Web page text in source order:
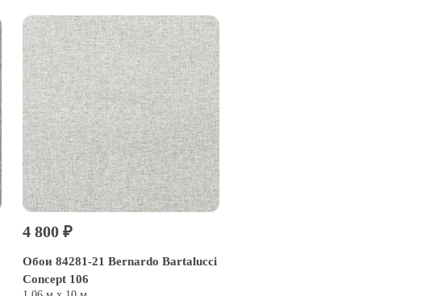
4 800 ₽
Обои 84281-21 Bernardo Bartalucci
Concept 106